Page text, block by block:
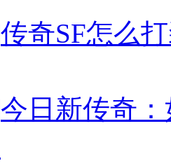
传奇SF怎么
今日新传奇